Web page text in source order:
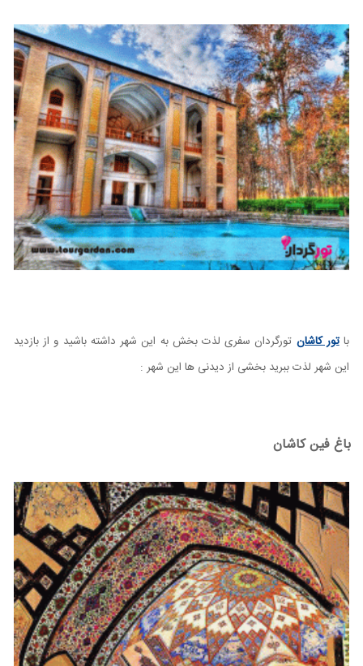
باتور کاشان تورگردان سفری لذت بخش به این شهر داشته باشید و از بازدید
این شهر لذت ببرید بخشی از دیدنی ها این شهر :
باغ فین کاشان